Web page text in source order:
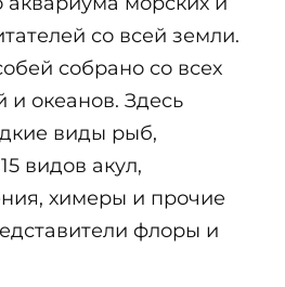
со всей земли.
собрано со всех
океанов. Здесь
виды рыб,
видов акул,
химеры и прочие
флоры и